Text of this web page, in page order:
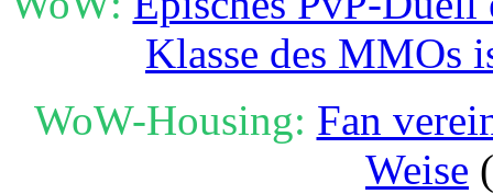
Klasse des MMOs
WoW-Housing: Fan
Weise